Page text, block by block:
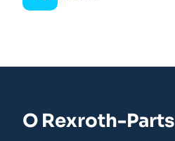
O Rexroth-Parts